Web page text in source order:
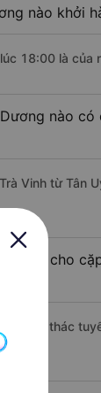
nào khởi
18:00 là của
nào
Vinh từ Tân
dành cho
khai thác